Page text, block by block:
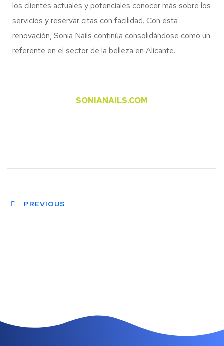
los clientes actuales y potenciales conocer más sobre los
servicios y reservar citas con facilidad. Con esta
renovación, Sonia Nails continúa consolidándose como un
referente en el sector de la belleza en Alicante.
SONIANAILS.COM
PREVIOUS